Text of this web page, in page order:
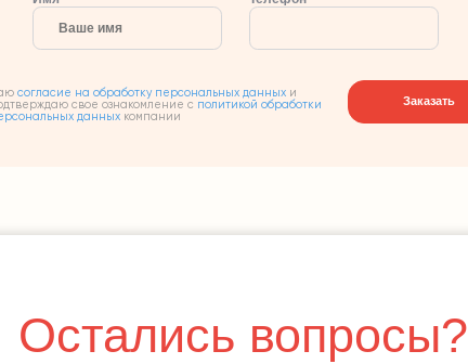
согласие на обработку персональных данных и
свое ознакомление с политикой обработки
данных компании
Заказать
Остались вопросы?